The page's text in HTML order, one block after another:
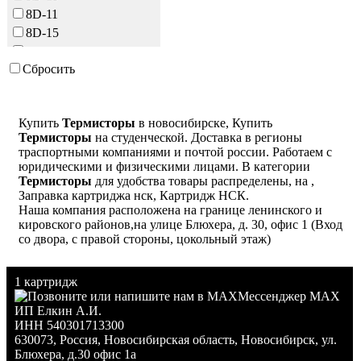
500-800
500
8D-11
8D-15
16D-15
130N01578
1404-001541
1404-001451
Сбросить
Купить Термисторы в новосибирске, Купить
Термисторы на студенческой. Доставка в регионы
траспортными компаниями и почтой россии. Работаем с
юридическими и физическими лицами. В категории
Термисторы для удобства товары распределены, на ,
Заправка картриджа нск, Картридж НСК.
Наша компания расположена на границе ленинского и
кировского районов,на улице Блюхера, д. 30, офис 1 (Вход
со двора, с правой стороны, цокольный этаж)
1 картридж
Мессенджер MAX
ИП Елкин А.И.
ИНН 540301713300
630073, Россия, Новосибирская область, Новосибирск, ул.
Блюхера, д.30 офис 1а